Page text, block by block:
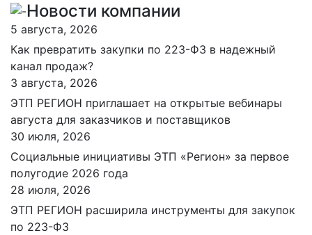
Новости компании
5 августа, 2026
Как превратить закупки по 223-ФЗ в надежный
канал продаж?
3 августа, 2026
ЭТП РЕГИОН приглашает на открытые вебинары
августа для заказчиков и поставщиков
30 июля, 2026
Социальные инициативы ЭТП «Регион» за первое
полугодие 2026 года
28 июля, 2026
ЭТП РЕГИОН расширила инструменты для закупок
по 223-ФЗ